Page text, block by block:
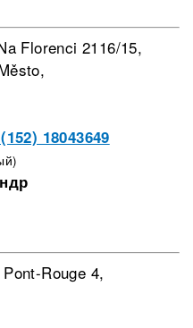
Florenci 2116/15,
18043649
Rouge 4,